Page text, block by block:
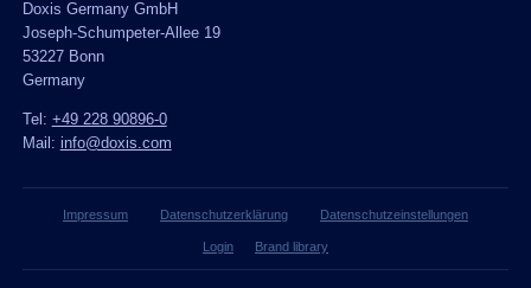
Doxis Germany GmbH
Joseph-Schumpeter-Allee 19
53227 Bonn
Germany
Tel: +49 228 90896-0
Mail: info@doxis.com
Impressum Datenschutzerklärung Datenschutzeinstellungen
Login Brand library